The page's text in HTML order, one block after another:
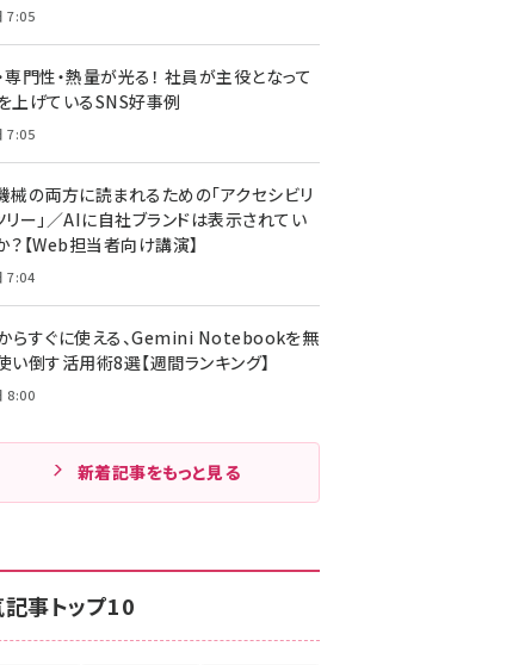
7:05
専門性・熱量が光る！ 社員が主役となって
上げているSNS好事例
7:05
械の両方に読まれるための「アクセシビリ
リー」／AIに自社ブランドは表示されてい
？【Web担当者向け講演】
7:04
らすぐに使える、Gemini Notebookを無
い倒す活用術8選【週間ランキング】
8:00
新着記事をもっと見る
事トップ10